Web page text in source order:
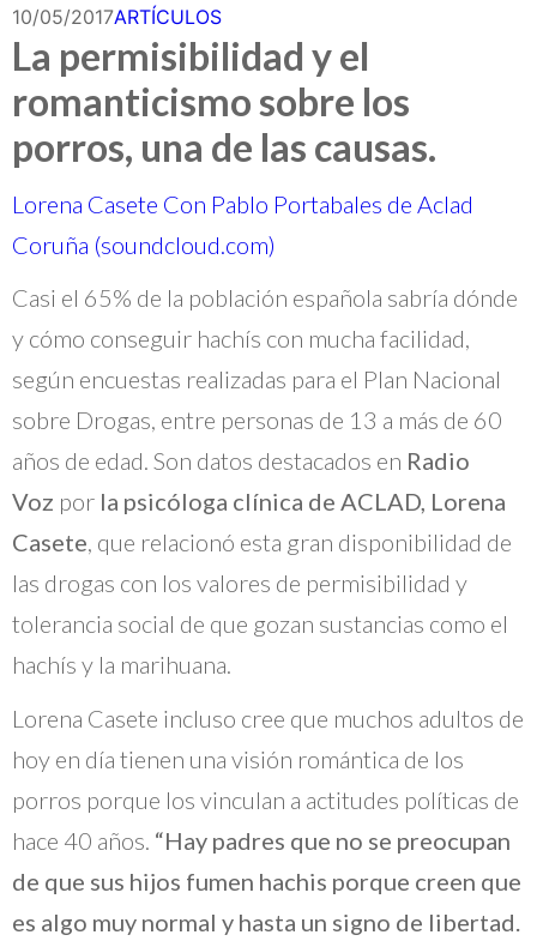
10/05/2017ARTÍCULOS
La permisibilidad y el
romanticismo sobre los
porros, una de las causas.
Lorena Casete Con Pablo Portabales de Aclad
Coruña (soundcloud.com)
Casi el 65% de la población española sabría dónde
y cómo conseguir hachís con mucha facilidad,
según encuestas realizadas para el Plan Nacional
sobre Drogas, entre personas de 13 a más de 60
años de edad. Son datos destacados en Radio
Voz por la psicóloga clínica de ACLAD, Lorena
Casete, que relacionó esta gran disponibilidad de
las drogas con los valores de permisibilidad y
tolerancia social de que gozan sustancias como el
hachís y la marihuana.
Lorena Casete incluso cree que muchos adultos de
hoy en día tienen una visión romántica de los
porros porque los vinculan a actitudes políticas de
hace 40 años. “Hay padres que no se preocupan
de que sus hijos fumen hachis porque creen que
es algo muy normal y hasta un signo de libertad.